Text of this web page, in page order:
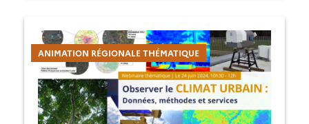
ANIMATION RÉGIONALE THÉMATIQUE